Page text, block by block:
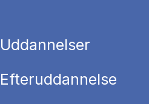
Uddannelser
Efteruddannelse